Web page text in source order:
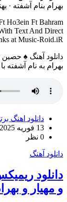
بهرام بنام آشفته ·
Ho3ein Ft Bahram
Text And Direct
at Music-Roid.iR
دانلود آهنگ ♠
بهرام به نام آشفته
دانلود اهنگ
13 فوریه 2025
0 نظر
دانلود آهنگ
دانلود
و مهیار و